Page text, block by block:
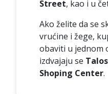
Street, kao i u
Ako želite da se
vrućine i žege,
obaviti u jednom
izdvajaju se
Shoping Center.